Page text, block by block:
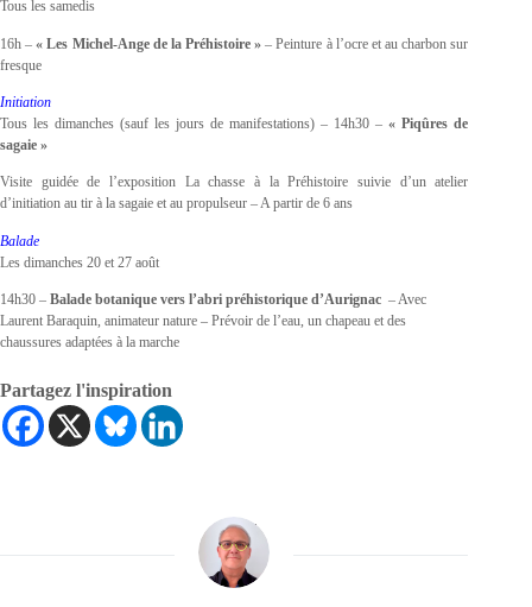
Tous les samedis
16h –« Les Michel-Ange de la Préhistoire » – Peinture à l’ocre et au charbon sur
fresque
Initiation
Tous les dimanches (sauf les jours de manifestations) – 14h30 –« Piqûres de
sagaie »
Visite guidée de l’exposition La chasse à la Préhistoire suivie d’un atelier
d’initiation au tir à la sagaie et au propulseur – A partir de 6 ans
Balade
Les dimanches 20 et 27 août
14h30 – Balade botanique vers l’abri préhistorique d’Aurignac – Avec
Laurent Baraquin, animateur nature – Prévoir de l’eau, un chapeau et des
chaussures adaptées à la marche
Partagez l'inspiration